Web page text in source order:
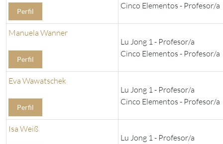
Perfil
Cinco Elementos - Profesor/a
Manuela Wanner
Perfil
Lu Jong 1 - Profesor/a
Cinco Elementos - Profesor/a
Eva Wawatschek
Perfil
Lu Jong 1 - Profesor/a
Cinco Elementos - Profesor/a
Isa Weiß
Lu Jong 1 - Profesor/a